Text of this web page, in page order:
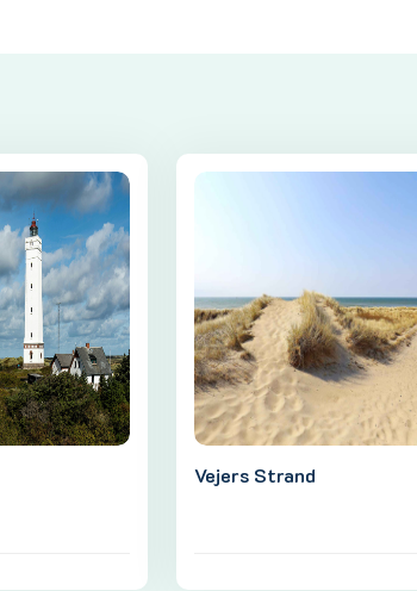
Vejers Strand